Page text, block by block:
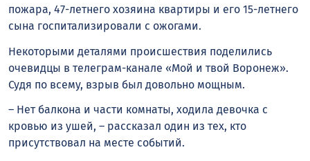
пожара, 47-летнего хозяина квартиры и его 15-летнего
сына госпитализировали с ожогами.
Некоторыми деталями происшествия поделились
очевидцы в телеграм-канале «Мой и твой Воронеж».
Судя по всему, взрыв был довольно мощным.
– Нет балкона и части комнаты, ходила девочка с
кровью из ушей, – рассказал один из тех, кто
присутствовал на месте событий.